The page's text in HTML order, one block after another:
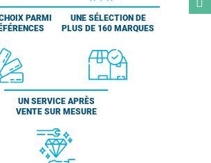
PARMI
UNE SÉLECTION DE
PLUS DE 160 MARQUES
UN SERVICE APRÈS
VENTE SUR MESURE